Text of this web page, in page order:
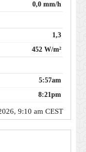
0,0 mm/h
1,3
452 W/m²
5:57am
8:21pm
9:10 am CEST